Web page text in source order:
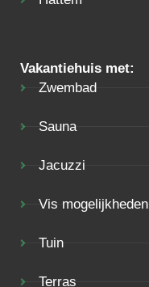
Vakantiehuis met:
Zwembad
Sauna
Jacuzzi
Vis mogelijkheden
Tuin
Terras